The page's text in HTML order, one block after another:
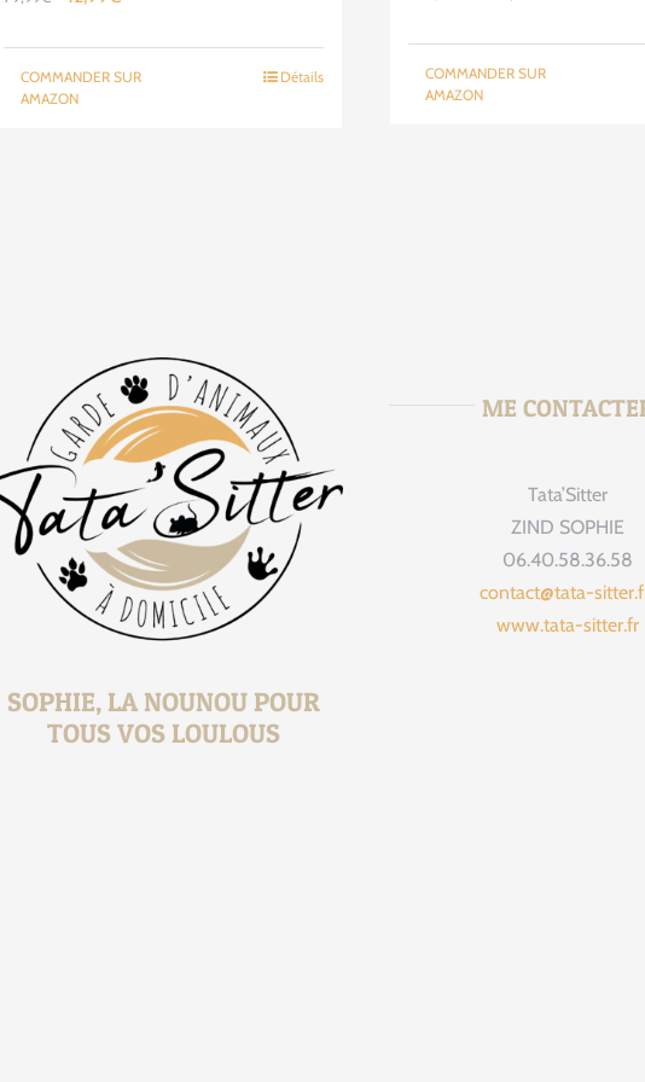
était :
COMMANDER SUR
AMAZON
Détails
était :
COMMANDER SUR
AMAZON
SOPHIE, LA NOUNOU POUR
TOUS VOS LOULOUS
ME
Tata’Sitter
ZIND SOPHIE
06.40.58.36.58
contact@tata-
www.tata-sitter.fr
Août